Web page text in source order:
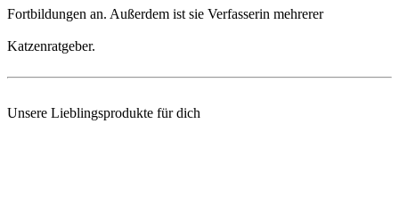
Fortbildungen an. Außerdem ist sie Verfasserin mehrerer
Katzenratgeber.
Unsere Lieblingsprodukte für dich